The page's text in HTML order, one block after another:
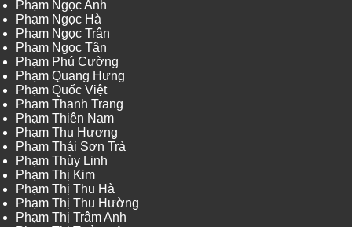
Phạm Ngọc Anh
Phạm Ngọc Hà
Phạm Ngọc Trân
Phạm Ngọc Tân
Phạm Phú Cường
Phạm Quang Hưng
Phạm Quốc Việt
Phạm Thanh Trang
Phạm Thiên Nam
Phạm Thu Hương
Phạm Thái Sơn Trà
Phạm Thùy Linh
Phạm Thị Kim
Phạm Thị Thu Hà
Phạm Thị Thu Hường
Phạm Thị Trâm Anh